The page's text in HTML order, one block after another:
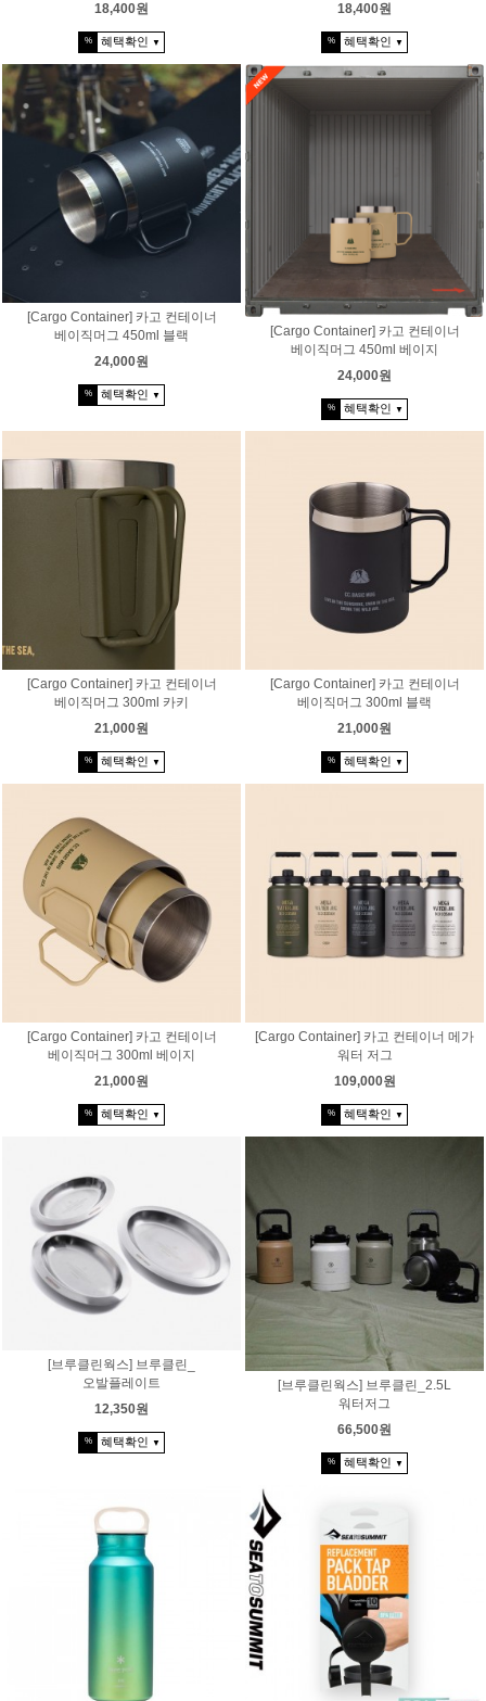
18,400원
% 혜택확인 ▼
18,400원
% 혜택확인 ▼
[Cargo Container] 카고 컨테이너
베이직머그 450ml 블랙
24,000원
% 혜택확인 ▼
[Cargo Container] 카고 컨테이너
베이직머그 450ml 베이지
24,000원
% 혜택확인 ▼
[Cargo Container] 카고 컨테이너
베이직머그 300ml 카키
21,000원
% 혜택확인 ▼
[Cargo Container] 카고 컨테이너
베이직머그 300ml 블랙
21,000원
% 혜택확인 ▼
[Cargo Container] 카고 컨테이너
베이직머그 300ml 베이지
21,000원
% 혜택확인 ▼
[Cargo Container] 카고 컨테이너 메가
워터 저그
109,000원
% 혜택확인 ▼
[브루클린웍스] 브루클린_
오발플레이트
12,350원
% 혜택확인 ▼
[브루클린웍스] 브루클린_2.5L
워터저그
66,500원
% 혜택확인 ▼